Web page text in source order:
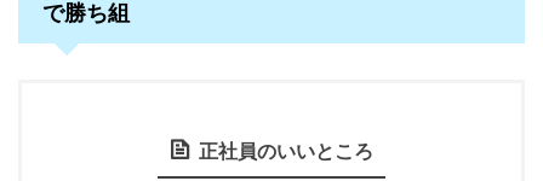
で勝ち組
正社員のいいところ